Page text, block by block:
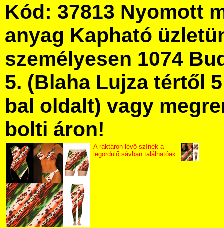
Kód: 37813 Nyomott
anyag Kapható
személyesen 1074
5. (Blaha Lujza tértől
bal oldalt) vagy
bolti áron!
A raktáron lévő színek a
legördülő sávban találhatóak.